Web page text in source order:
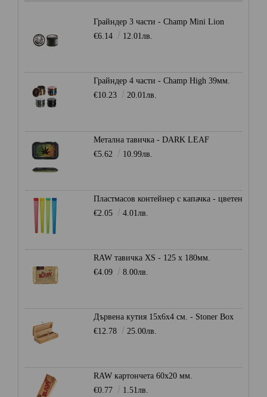
Грайндер 3 части - Champ Mini Lion
€6.14
12.01лв.
Грайндер 4 части - Champ High 39мм.
€10.23
20.01лв.
Метална тавичка - DARK LEAF
€5.62
10.99лв.
Пластмасов контейнер с капачка - цветен
€2.05
4.01лв.
RAW тавичка XS - 125 x 180мм.
€4.09
8.00лв.
Дървена кутия 15x6x4 см. - Stoner Box
€12.78
25.00лв.
RAW картончета 60x20 мм.
€0.77
1.51лв.